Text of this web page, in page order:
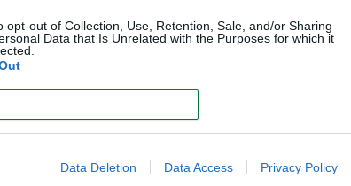
opt-out of Collection, Use, Retention, Sale, and/or Sharing
Data that Is Unrelated with the Purposes for which it
Data Deletion Data Access Privacy Policy
para formar la base del pay en un molde redondo.
se incorporen perfectamente. Vacía a la costra para el pay.